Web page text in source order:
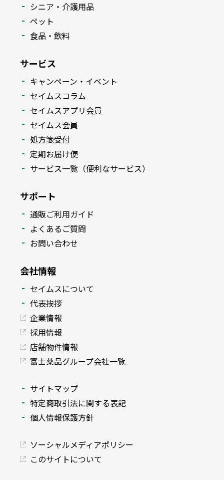
シニア・介護用品
ペット
食品・飲料
サービス
キャンペーン・イベント
セイムスコラム
セイムスアプリ会員
セイムス会員
処方箋受付
定期お届け便
サービス一覧（便利なサービス）
サポート
通販ご利用ガイド
よくあるご質問
お問い合わせ
会社情報
セイムスについて
代表挨拶
企業情報
採用情報
店舗物件情報
富士薬品グループ会社一覧
サイトマップ
特定商取引法に関する表記
個人情報保護方針
ソーシャルメディアポリシー
このサイトについて